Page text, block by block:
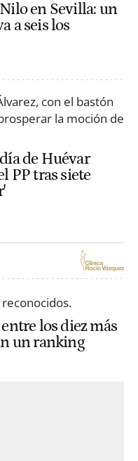
en Sevilla: un
a seis los
de Huévar
PP tras siete
los diez más
un ranking